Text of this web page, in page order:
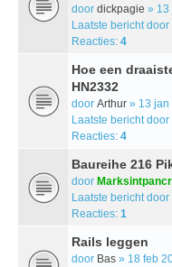
door dickpagie » 13
Laatste bericht door
Reacties: 4
Hoe een
HN2332
door Arthur » 13 jan
Laatste bericht door
Reacties: 4
Baureihe 216
door
Laatste bericht door
Reacties: 1
Rails leggen
door Bas » 18 feb